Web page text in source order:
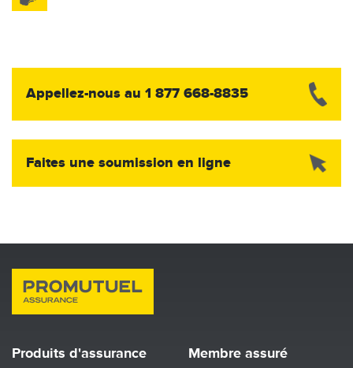
Appellez-nous au 1 877 668-8835 Image
Faites une soumission en ligne Image
Produits d'assurance Membre assuré